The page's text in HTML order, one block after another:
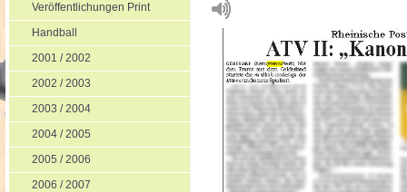
Veröffentlichungen Print
Handball
2001 / 2002
2002 / 2003
2003 / 2004
2004 / 2005
2005 / 2006
2006 / 2007